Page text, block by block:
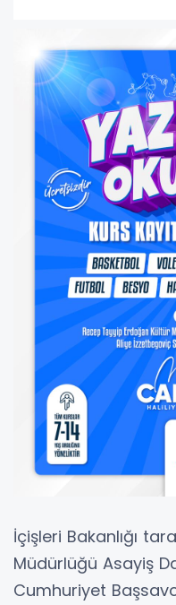
İçişleri Bakanlığı
Müdürlüğü Asayiş
Cumhuriyet